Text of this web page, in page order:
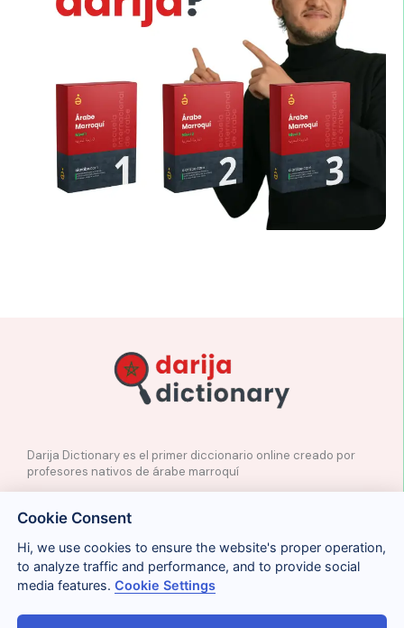
Darija Dictionary es el primer diccionario online creado por
profesores nativos de árabe marroquí
✉️ Contacto
📲Redes Sociales
🤝🏼Proponer palabras
Legal Cookies Privacidad Condiciones
Cookie Consent
Hi, we use cookies to ensure the website's proper operation,
to analyze traffic and performance, and to provide social
media features.Cookie Settings